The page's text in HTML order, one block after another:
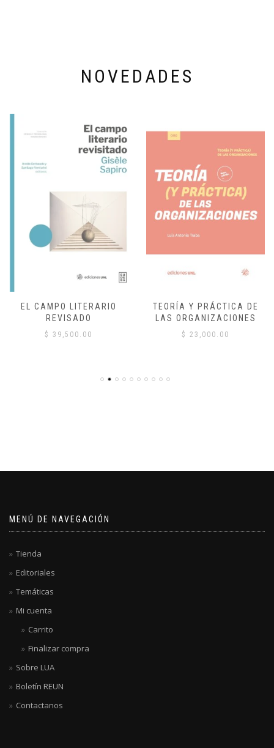
NOVEDADES
EL CAMPO LITERARIO
REVISADO
$ 39,500.00
TEORÍA Y PRÁCTICA DE
LAS ORGANIZACIONES
$ 23,000.00
MENÚ DE NAVEGACIÓN
Tienda
Editoriales
Temáticas
Mi cuenta
Carrito
Finalizar compra
Sobre LUA
Boletín REUN
Contactanos